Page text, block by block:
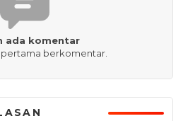
ada komentar
pertama berkomentar.